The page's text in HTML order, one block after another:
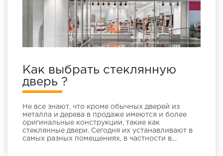
Как выбрать стеклянную
дверь ?
Не все знают, что кроме обычных дверей из
металла и дерева в продаже имеются и более
оригинальные конструкции, такие как
стеклянные двери. Сегодня их устанавливают в
самых разных помещениях, в частности в